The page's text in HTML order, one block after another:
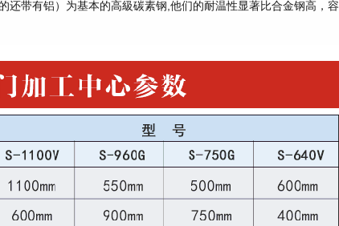
还带有铝）为基本的高級碳素钢,他们的耐温性显著比合金钢高，